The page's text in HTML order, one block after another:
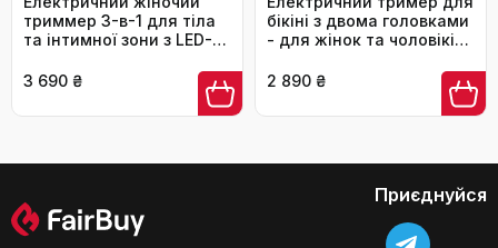
Чи підходить цей триммер для
видалення волосся на обличчі?
триммер 3-в-1 для тіла
та інтимної зони з LED-
Вологостійкий IPX7, USB-
3 690 ₴
бікіні з двома головками
- для жінок та чоловіків.
зони, для гладкої шкіри.
2 890 ₴
Приєднуйся